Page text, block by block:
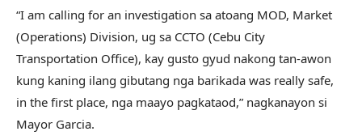
“I am calling for an investigation sa atoang MOD, Market
(Operations) Division, ug sa CCTO (Cebu City
Transportation Office), kay gusto gyud nakong tan-awon
kung kaning ilang gibutang nga barikada was really safe,
in the first place, nga maayo pagkataod,” nagkanayon si
Mayor Garcia.